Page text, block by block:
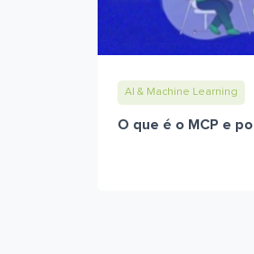
AI & Machine Learning
O que é o MCP e